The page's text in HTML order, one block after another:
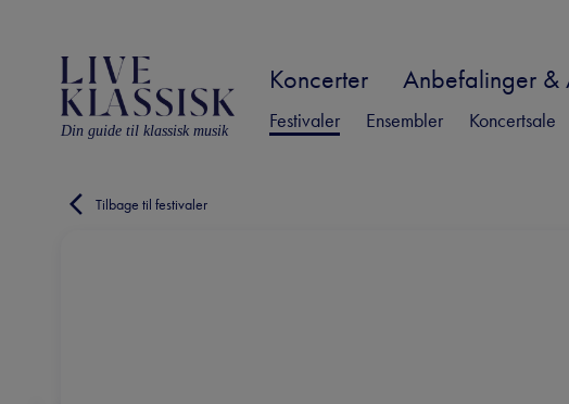
Din guide til klassisk musik
Koncerter Anbefalinger &
Festivaler Ensembler Koncertsale
Tilbage til festivaler